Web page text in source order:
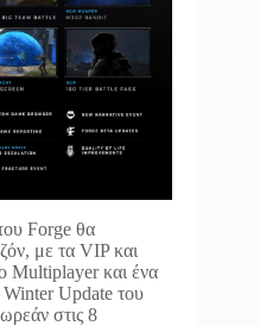
Forge θα
με τα VIP και
Multiplayer και ένα
Winter Update του
στις 8